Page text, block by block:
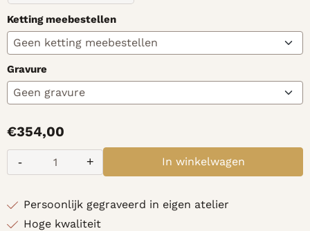
Ketting meebestellen
Gravure
€354,00
+
- In winkelwagen
Persoonlijk gegraveerd in eigen atelier
Hoge kwaliteit